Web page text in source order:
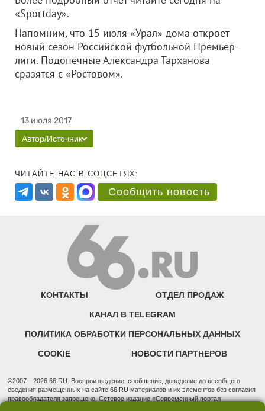
«Sportday».
Напомним, что 15 июля «Урал» дома откроет
новый сезон Российской футбольной Премьер-
лиги. Подопечные Александра Тарханова
сразятся с «Ростовом».
13 июля 2017
Автор/Источник
ЧИТАЙТЕ НАС В СОЦСЕТЯХ:
Сообщить новость
КОНТАКТЫ ОТДЕЛ ПРОДАЖ
КАНАЛ В TELEGRAM
ПОЛИТИКА ОБРАБОТКИ ПЕРСОНАЛЬНЫХ ДАННЫХ
COOKIE НОВОСТИ ПАРТНЕРОВ
©2007—2026 66.RU. Воспроизведение, сообщение, доведение до всеобщего
сведения размещенных на сайте 66.RU материалов и их элементов без согласия
правообладателя запрещено. Сетевое издание «Современный портал